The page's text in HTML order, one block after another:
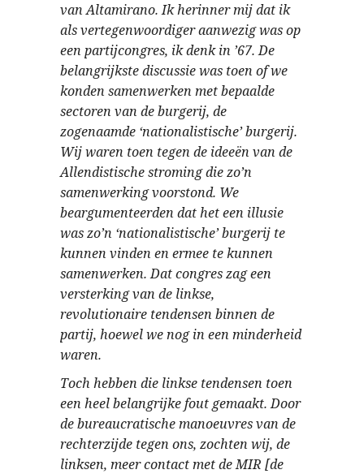
van Altamirano. Ik herinner mij dat ik
als vertegenwoordiger aanwezig was op
een partijcongres, ik denk in ’67. De
belangrijkste discussie was toen of we
konden samenwerken met bepaalde
sectoren van de burgerij, de
zogenaamde ‘nationalistische’ burgerij.
Wij waren toen tegen de ideeën van de
Allendistische stroming die zo’n
samenwerking voorstond. We
beargumenteerden dat het een illusie
was zo’n ‘nationalistische’ burgerij te
kunnen vinden en ermee te kunnen
samenwerken. Dat congres zag een
versterking van de linkse,
revolutionaire tendensen binnen de
partij, hoewel we nog in een minderheid
waren.
Toch hebben die linkse tendensen toen
een heel belangrijke fout gemaakt. Door
de bureaucratische manoeuvres van de
rechterzijde tegen ons, zochten wij, de
linksen, meer contact met de MIR [de